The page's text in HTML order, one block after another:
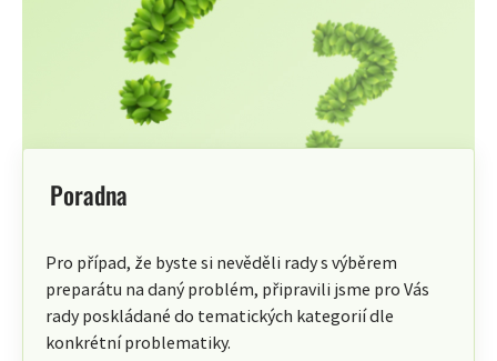
Poradna
Pro případ, že byste si nevěděli rady s výběrem
preparátu na daný problém, připravili jsme pro Vás
rady poskládané do tematických kategorií dle
konkrétní problematiky.